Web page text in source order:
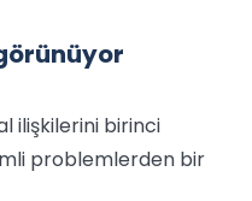
ilişkilerini birinci
problemlerden bir